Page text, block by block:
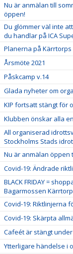
Nu är anmälan till
öppen!
Du glömmer väl inte
du handlar på ICA
Planerna på Kärrtorps
Årsmöte 2021
Påskcamp v.14
Glada nyheter om
KIP fortsatt stängt för
Klubben önskar alla
All organiserad
Stockholms Stads
Nu är anmälan öppen
Covid-19: Ändrade
BLACK FRIDAY =
Bagarmossen
Covid-19: Riktlinjerna
Covid-19: Skärpta
Cafeét är stängt
Ytterligare händelse i